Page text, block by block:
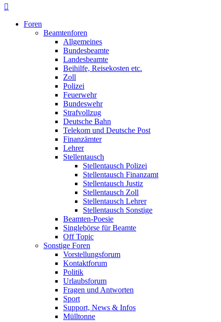
Foren
Beamtenforen
Allgemeines
Bundesbeamte
Landesbeamte
Beihilfe, Reisekosten etc.
Zoll
Polizei
Feuerwehr
Bundeswehr
Strafvollzug
Deutsche Bahn
Telekom und Deutsche Post
Finanzämter
Lehrer
Stellentausch
Stellentausch Polizei
Stellentausch Finanzamt
Stellentausch Justiz
Stellentausch Zoll
Stellentausch Lehrer
Stellentausch Sonstige
Beamten-Poesie
Singlebörse für Beamte
Off Topic
Sonstige Foren
Vorstellungsforum
Kontaktforum
Politik
Urlaubsforum
Fragen und Antworten
Sport
Support, News & Infos
Mülltonne